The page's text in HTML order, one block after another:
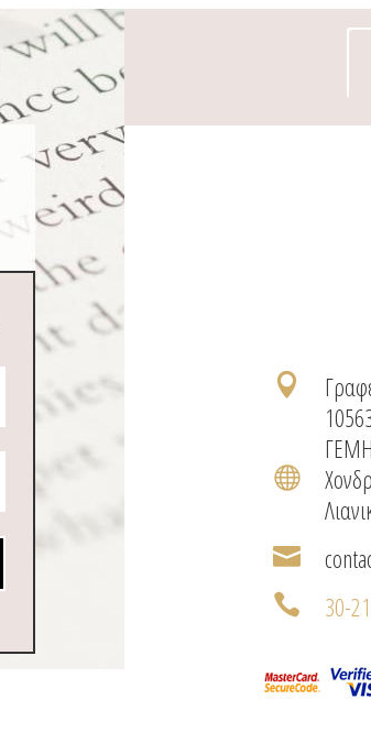



 30-